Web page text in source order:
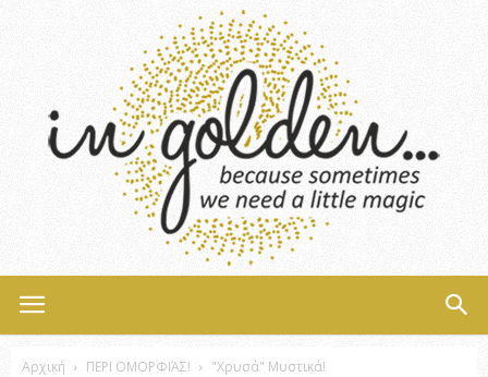
Αρχική ΠΕΡΙ ΟΜΟΡΦΙΆΣ! "Χρυσά" Μυστικά!